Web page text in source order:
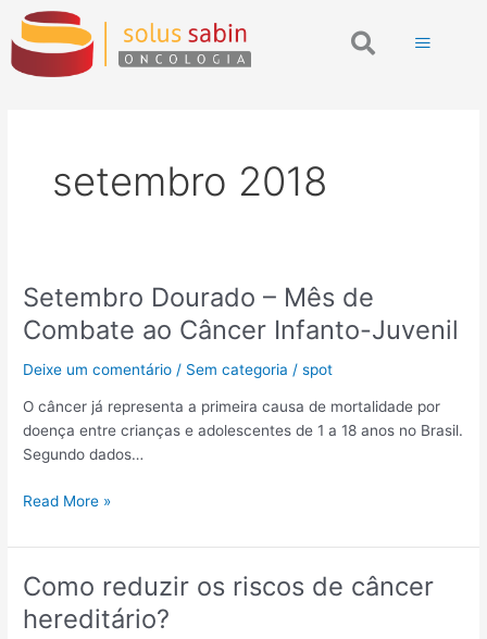
para
conteúdo
Search
setembro 2018
Setembro Dourado – Mês de
Combate ao Câncer Infanto-Juvenil
Deixe um comentário / Sem categoria /spot
O câncer já representa a primeira causa de mortalidade por
doença entre crianças e adolescentes de 1 a 18 anos no Brasil.
Segundo dados…
Setembro
Dourado
–
Mês
Combate
ao
Câncer
Juvenil
Read More »
Como reduzir os riscos de câncer
hereditário?
Como
reduzir
os